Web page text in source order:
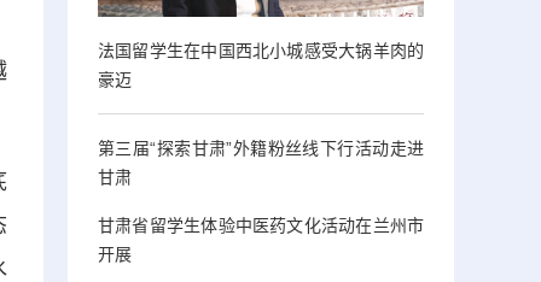
法国留学生在中国西北小城感受大锅羊肉的
豪迈
第三届“探索甘肃”外籍粉丝线下行活动走进
甘肃
甘肃省留学生体验中医药文化活动在兰州市
开展